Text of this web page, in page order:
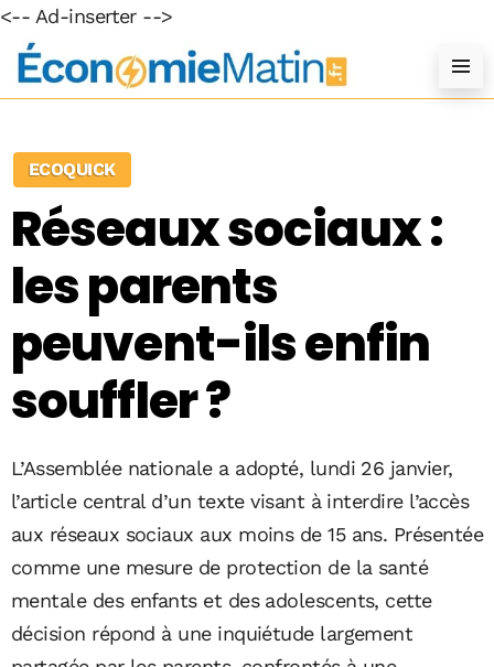
<-- Ad-inserter -->
ECOQUICK
Réseaux sociaux :
les parents
peuvent-ils enfin
souffler ?
L’Assemblée nationale a adopté, lundi 26 janvier,
l’article central d’un texte visant à interdire l’accès
aux réseaux sociaux aux moins de 15 ans. Présentée
comme une mesure de protection de la santé
mentale des enfants et des adolescents, cette
décision répond à une inquiétude largement